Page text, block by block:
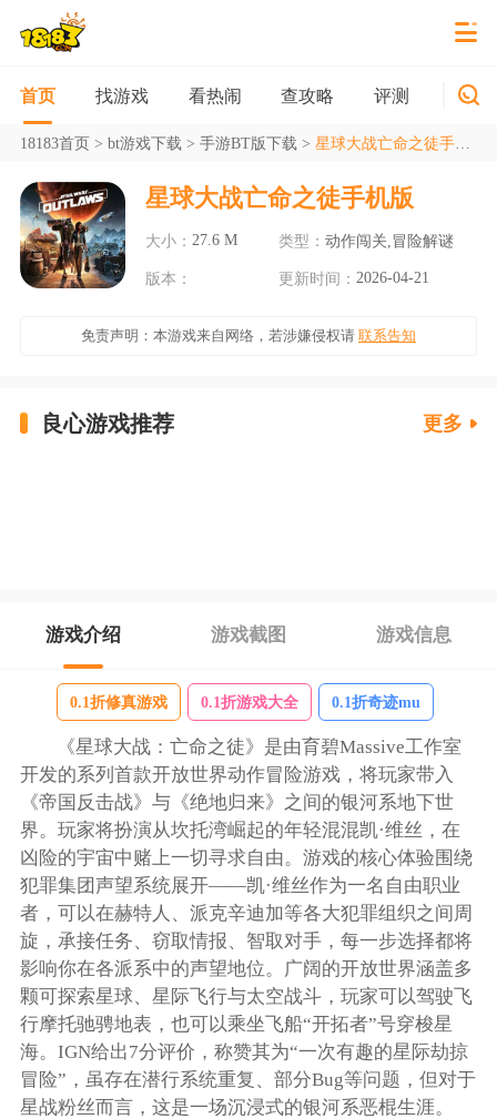
首页 找游戏 看热闹 查攻略 评测 新游
18183首页> bt游戏下载> 手游BT版下载> 星球大战亡命之徒手机版
星球大战亡命之徒手机版
大小：27.6 M 类型： 动作闯关,冒险解谜
版本： 更新时间： 2026-04-21
免责声明：本游戏来自网络，若涉嫌侵权请 联系告知
良心游戏推荐 更多
游戏介绍 游戏截图 游戏信息
0.1折修真游戏 0.1折游戏大全 0.1折奇迹mu
《星球大战：亡命之徒》是由育碧Massive工作室
开发的系列首款开放世界动作冒险游戏，将玩家带入
《帝国反击战》与《绝地归来》之间的银河系地下世
界。玩家将扮演从坎托湾崛起的年轻混混凯·维丝，在
凶险的宇宙中赌上一切寻求自由。游戏的核心体验围绕
犯罪集团声望系统展开——凯·维丝作为一名自由职业
者，可以在赫特人、派克辛迪加等各大犯罪组织之间周
旋，承接任务、窃取情报、智取对手，每一步选择都将
影响你在各派系中的声望地位。广阔的开放世界涵盖多
颗可探索星球、星际飞行与太空战斗，玩家可以驾驶飞
行摩托驰骋地表，也可以乘坐飞船“开拓者”号穿梭星
海。IGN给出7分评价，称赞其为“一次有趣的星际劫掠
冒险”，虽存在潜行系统重复、部分Bug等问题，但对于
星战粉丝而言，这是一场沉浸式的银河系恶棍生涯。